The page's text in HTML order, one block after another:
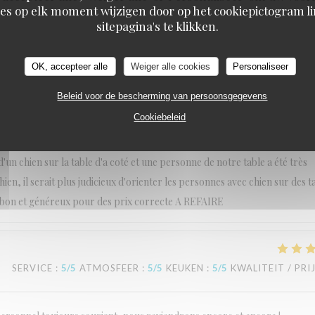
op elk moment wijzigen door op het cookiepictogram
sitepagina's te klikken.
OK, accepteer alle Weiger alle cookies Personaliseer
Beleid voor de bescherming van persoonsgegevens
Cookiebeleid
magnifique et très bien entretenu. Une très bonne expérience
ATMOSFEER: 5/5 KEUKEN
chien sur la table d'a coté et une personne de notre table a été très
il serait plus judicieux d'orienter les personnes avec chien sur des
et généreux pour des prix correcte A REFAIRE
SERVICE : 5/5 ATMOSFEER : 5/5 KEUKEN : 5/5 KWALITEIT /
L'Estival